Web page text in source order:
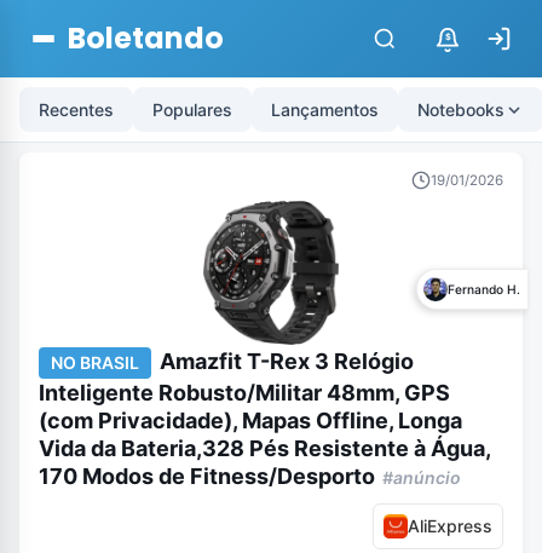
Boletando $
Recentes Populares Lançamentos Notebooks
19/01/2026
Fernando H.
NO BRASIL
Amazfit T-Rex 3 Relógio
Inteligente Robusto/Militar 48mm, GPS
(com Privacidade), Mapas Offline, Longa
Vida da Bateria,328 Pés Resistente à Água,
170 Modos de Fitness/Desporto #anúncio
AliExpress